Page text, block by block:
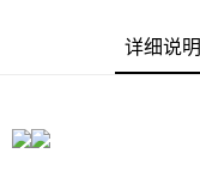
详细说明